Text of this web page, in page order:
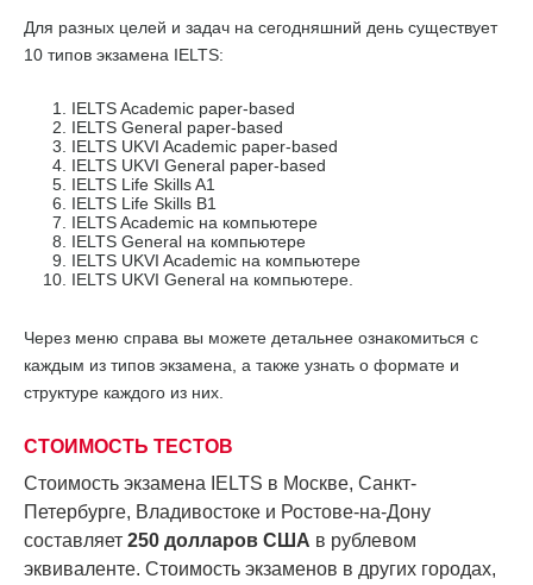
Для разных целей и задач на сегодняшний день существует
10 типов экзамена IELTS:
IELTS Academic paper-based
IELTS General paper-based
IELTS UKVI Academic paper-based
IELTS UKVI General paper-based
IELTS Life Skills A1
IELTS Life Skills B1
IELTS Academic на компьютере
IELTS General на компьютере
IELTS UKVI Academic на компьютере
IELTS UKVI General на компьютере.
Через меню справа вы можете детальнее ознакомиться с
каждым из типов экзамена, а также узнать о формате и
структуре каждого из них.
СТОИМОСТЬ ТЕСТОВ
Стоимость экзамена IELTS в Москве, Санкт-
Петербурге, Владивостоке и Ростове-на-Дону
составляет 250 долларов США в рублевом
эквиваленте. Стоимость экзаменов в других городах,